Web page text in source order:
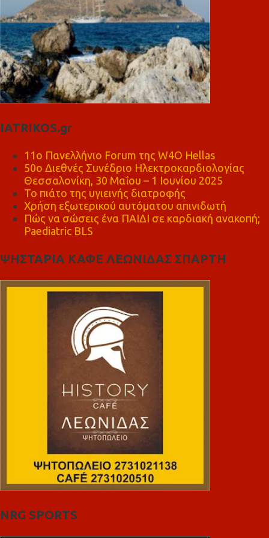
IATRIKOS.gr
11ο Πανελλήνιο Forum της W4O Hellas
50ο Διεθνές Συνέδριο Ηλεκτροκαρδιολογίας
Θεσσαλονίκη, 30 Μαΐου – 1 Ιουνίου 2025
Το πιάτο της υγιεινής διατροφής
Χρήση εξωτερικού αυτόματου απινιδωτή
Πώς να σώσεις ένα ΠΑΙΔΙ σε καρδιακή ανακοπή;
Paediatric BLS
ΨΗΣΤΑΡΙΑ ΚΑΦΕ ΛΕΩΝΙΔΑΣ ΣΠΑΡΤΗ
NRG SPORTS